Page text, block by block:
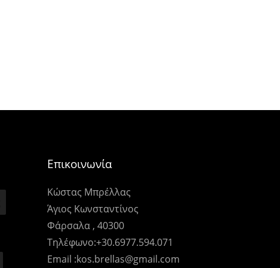
Επικοινωνία
Κώστας Μπρέλλας
Άγιος Κωνσταντίνος
Φάρσαλα , 40300
Τηλέφωνο:+30.6977.594.071
Email :kos.brellas@gmail.com